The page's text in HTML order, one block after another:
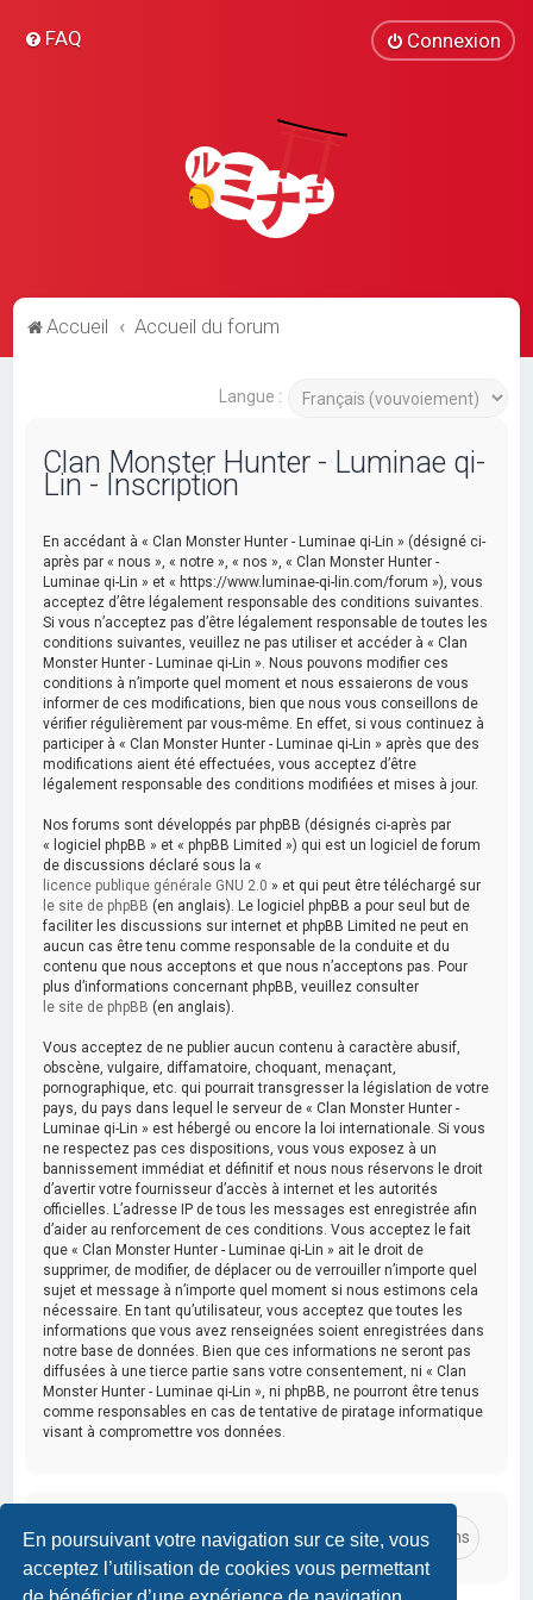
En poursuivant votre navigation sur ce site, vous
acceptez l’utilisation de cookies vous permettant
FAQ Connexion
Accueil Accueil du forum
Langue :
Clan Monster Hunter - Luminae qi-
Lin - Inscription
En accédant à « Clan Monster Hunter - Luminae qi-Lin » (désigné ci-
après par « nous », « notre », « nos », « Clan Monster Hunter -
Luminae qi-Lin » et « https://www.luminae-qi-lin.com/forum »), vous
acceptez d’être légalement responsable des conditions suivantes.
Si vous n’acceptez pas d’être légalement responsable de toutes les
conditions suivantes, veuillez ne pas utiliser et accéder à « Clan
Monster Hunter - Luminae qi-Lin ». Nous pouvons modifier ces
conditions à n’importe quel moment et nous essaierons de vous
informer de ces modifications, bien que nous vous conseillons de
vérifier régulièrement par vous-même. En effet, si vous continuez à
participer à « Clan Monster Hunter - Luminae qi-Lin » après que des
modifications aient été effectuées, vous acceptez d’être
légalement responsable des conditions modifiées et mises à jour.
Nos forums sont développés par phpBB (désignés ci-après par
« logiciel phpBB » et « phpBB Limited ») qui est un logiciel de forum
de discussions déclaré sous la «
licence publique générale GNU 2.0 » et qui peut être téléchargé sur
le site de phpBB (en anglais). Le logiciel phpBB a pour seul but de
faciliter les discussions sur internet et phpBB Limited ne peut en
aucun cas être tenu comme responsable de la conduite et du
contenu que nous acceptons et que nous n’acceptons pas. Pour
plus d’informations concernant phpBB, veuillez consulter
le site de phpBB (en anglais).
Vous acceptez de ne publier aucun contenu à caractère abusif,
obscène, vulgaire, diffamatoire, choquant, menaçant,
pornographique, etc. qui pourrait transgresser la législation de votre
pays, du pays dans lequel le serveur de « Clan Monster Hunter -
Luminae qi-Lin » est hébergé ou encore la loi internationale. Si vous
ne respectez pas ces dispositions, vous vous exposez à un
bannissement immédiat et définitif et nous nous réservons le droit
d’avertir votre fournisseur d’accès à internet et les autorités
officielles. L’adresse IP de tous les messages est enregistrée afin
d’aider au renforcement de ces conditions. Vous acceptez le fait
que « Clan Monster Hunter - Luminae qi-Lin » ait le droit de
supprimer, de modifier, de déplacer ou de verrouiller n’importe quel
sujet et message à n’importe quel moment si nous estimons cela
nécessaire. En tant qu’utilisateur, vous acceptez que toutes les
informations que vous avez renseignées soient enregistrées dans
notre base de données. Bien que ces informations ne seront pas
diffusées à une tierce partie sans votre consentement, ni « Clan
Monster Hunter - Luminae qi-Lin », ni phpBB, ne pourront être tenus
comme responsables en cas de tentative de piratage informatique
visant à compromettre vos données.